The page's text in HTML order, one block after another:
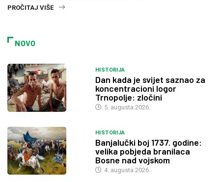
PROČITAJ VIŠE
NOVO
HISTORIJA
Dan kada je svijet saznao za
koncentracioni logor
Trnopolje: zločini
5. augusta 2026.
HISTORIJA
Banjalučki boj 1737. godine:
velika pobjeda branilaca
Bosne nad vojskom
4. augusta 2026.